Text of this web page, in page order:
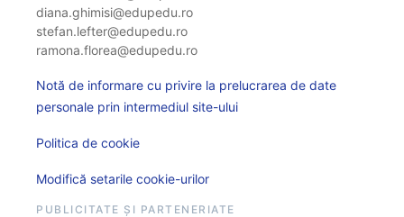
diana.ghimisi@edupedu.ro
stefan.lefter@edupedu.ro
ramona.florea@edupedu.ro
Notă de informare cu privire la prelucrarea de date
personale prin intermediul site-ului
Politica de cookie
Modifică setarile cookie-urilor
PUBLICITATE ȘI PARTENERIATE